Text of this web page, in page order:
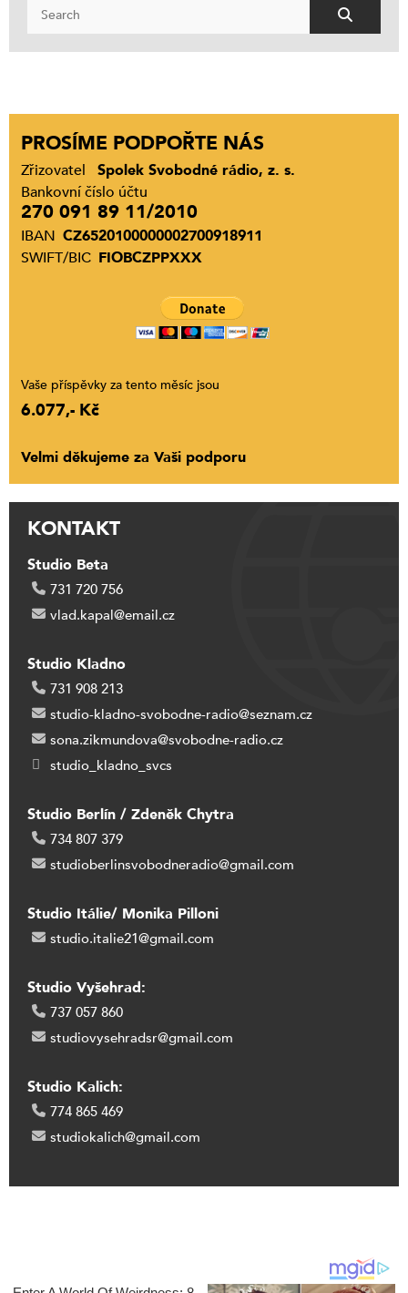
PROSÍME PODPOŘTE NÁS
Zřizovatel
Spolek Svobodné rádio, z. s.
Bankovní číslo účtu
270 091 89 11/2010
IBAN CZ6520100000002700918911
SWIFT/BIC FIOBCZPPXXX
Vaše příspěvky za tento měsíc jsou
6.077,- Kč
Velmi děkujeme za Vaši podporu
KONTAKT
Studio Beta
731 720 756
vlad.kapal@email.cz
Studio Kladno
731 908 213
studio-kladno-svobodne-radio@seznam.cz
sona.zikmundova@svobodne-radio.cz
studio_kladno_svcs
Studio Berlín / Zdeněk Chytra
734 807 379
studioberlinsvobodneradio@gmail.com
Studio Itálie/ Monika Pilloni
studio.italie21@gmail.com
Studio Vyšehrad:
737 057 860
studiovysehradsr@gmail.com
Studio Kalich:
774 865 469
studiokalich@gmail.com